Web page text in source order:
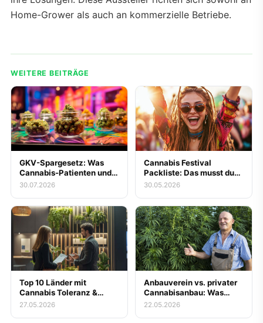
Home-Grower als auch an kommerzielle Betriebe.
WEITERE BEITRÄGE
GKV-Spargesetz: Was
Cannabis-Patienten und
Messe-Besucher zur
Blüten jetzt wissen
müssen
30.07.2026
Cannabis Festival
Packliste: Das musst du
mitnehmen
30.05.2026
Top 10 Länder mit
Cannabis Toleranz &
Legalität
27.05.2026
Anbauverein vs. privater
Cannabisanbau: Was
lohnt sich wirklich?
22.05.2026